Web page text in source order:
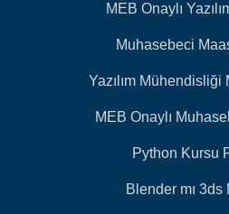
MEB Onaylı
Muhasebeci
Yazılım Mühendisliği
MEB Onaylı
Python Kursu
Blender mı 3ds